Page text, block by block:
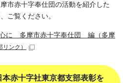
市赤十字奉仕団の活動を紹介した
ご覧ください。
心に 多摩市赤十字奉仕団 編（多摩
リンク）
赤十字社東京都支部表彰を